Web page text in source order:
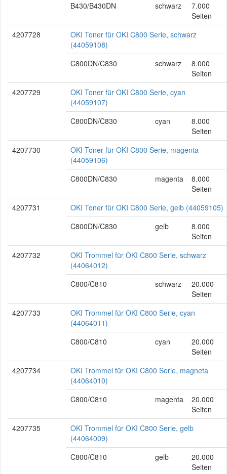
B430/B430DN
schwarz
7.000
Seiten
4207728
OKI Toner für OKI C800 Serie, schwarz
(44059108)
C800DN/C830
schwarz
8.000
Seiten
4207729
OKI Toner für OKI C800 Serie, cyan
(44059107)
C800DN/C830
cyan
8.000
Seiten
4207730
OKI Toner für OKI C800 Serie, magenta
(44059106)
C800DN/C830
magenta
8.000
Seiten
4207731
OKI Toner für OKI C800 Serie, gelb (44059105)
C800DN/C830
gelb
8.000
Seiten
4207732
OKI Trommel für OKI C800 Serie, schwarz
(44064012)
C800/C810
schwarz
20.000
Seiten
4207733
OKI Trommel für OKI C800 Serie, cyan
(44064011)
C800/C810
cyan
20.000
Seiten
4207734
OKI Trommel für OKI C800 Serie, magneta
(44064010)
C800/C810
magenta
20.000
Seiten
4207735
OKI Trommel für OKI C800 Serie, gelb
(44064009)
C800/C810
gelb
20.000
Seiten